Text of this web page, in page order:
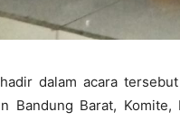
dalam acara
Bandung Barat,